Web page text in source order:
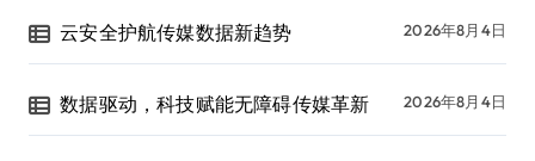
云安全护航传媒数据新趋势 2026年8月4日
数据驱动，科技赋能无障碍传媒革新 2026年8月4日